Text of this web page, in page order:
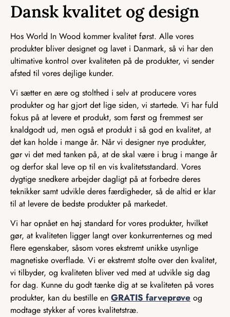
Dansk kvalitet og design
Hos World In Wood kommer kvalitet først. Alle vores
produkter bliver designet og lavet i Danmark, så vi har den
ultimative kontrol over kvaliteten på de produkter, vi sender
afsted til vores dejlige kunder.
Vi sætter en ære og stolthed i selv at producere vores
produkter og har gjort det lige siden, vi startede. Vi har fuld
fokus på at levere et produkt, som først og fremmest ser
knaldgodt ud, men også et produkt i så god en kvalitet, at
det kan holde i mange år. Når vi designer nye produkter,
gør vi det med tanken på, at de skal være i brug i mange år
og derfor skal leve op til en vis kvalitetsstandard. Vores
dygtige snedkere arbejder dagligt på at forbedre deres
teknikker samt udvikle deres færdigheder, så de altid er klar
til at levere de bedste produkter på markedet.
Vi har opnået en høj standard for vores produkter, hvilket
gør, at kvaliteten ligger langt over konkurrenternes og med
flere egenskaber, såsom vores ekstremt unikke usynlige
magnetiske overflade. Vi er ekstremt stolte over den kvalitet,
vi tilbyder, og kvaliteten bliver ved med at udvikle sig dag
for dag. Kunne du godt tænke dig at se kvaliteten på vores
produkter, kan du bestille en GRATIS farveprøve og
modtage stykker af vores kvalitetstræ.